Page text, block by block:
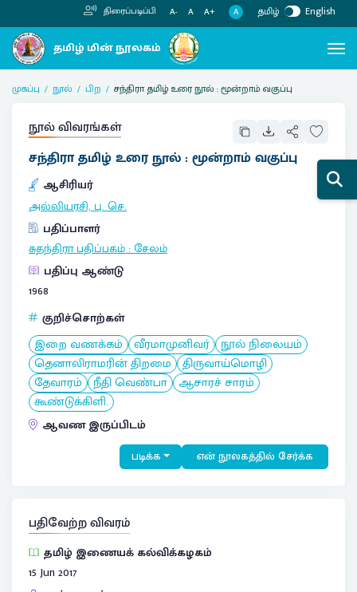
திரைப்படிப்பி A- A A+ A தமிழ் English
முகப்பு நூல் பிற சந்திரா தமிழ் உரை நூல் : மூன்றாம் வகுப்பு
நூல் விவரங்கள்
சந்திரா தமிழ் உரை நூல் : மூன்றாம் வகுப்பு
ஆசிரியர்
அல்லியரசி, பு. செ.
பதிப்பாளர்
சுதந்திரா பதிப்பகம்:சேலம்
பதிப்பு ஆண்டு
1968
குறிச்சொற்கள்
இறை வணக்கம் வீரமாமுனிவர் நூல் நிலையம்
தெனாலிராமரின் திறமை திருவாய்மொழி
தேவாரம் நீதி வெண்பா ஆசாரச் சாரம்
கூண்டுக்கிளி.
ஆவண இருப்பிடம்
படிக்க என் நூலகத்தில் சேர்க்க
பதிவேற்ற விவரம்
தமிழ் இணையக் கல்விக்கழகம்
15 Jun 2017